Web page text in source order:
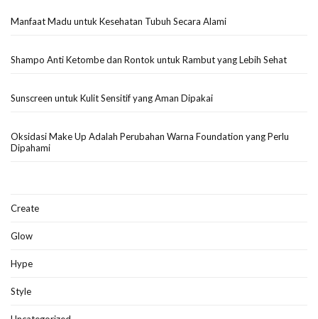
Manfaat Madu untuk Kesehatan Tubuh Secara Alami
Shampo Anti Ketombe dan Rontok untuk Rambut yang Lebih Sehat
Sunscreen untuk Kulit Sensitif yang Aman Dipakai
Oksidasi Make Up Adalah Perubahan Warna Foundation yang Perlu
Dipahami
Create
Glow
Hype
Style